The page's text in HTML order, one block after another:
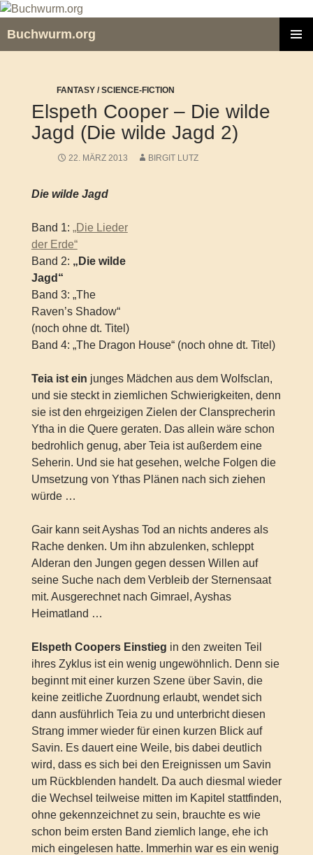
Zum
springen
Buchwurm.org
FANTASY / SCIENCE-FICTION
Elspeth Cooper – Die wilde
Jagd (Die wilde Jagd 2)
22. MÄRZ 2013 BIRGIT LUTZ
Die wilde Jagd
Band 1: „Die Lieder
der Erde“
Band 2: „Die wilde
Jagd“
Band 3: „The
Raven’s Shadow“
(noch ohne dt. Titel)
Band 4: „The Dragon House“ (noch ohne dt. Titel)
Teia ist ein junges Mädchen aus dem Wolfsclan,
und sie steckt in ziemlichen Schwierigkeiten, denn
sie ist den ehrgeizigen Zielen der Clansprecherin
Ytha in die Quere geraten. Das allein wäre schon
bedrohlich genug, aber Teia ist außerdem eine
Seherin. Und sie hat gesehen, welche Folgen die
Umsetzung von Ythas Plänen nach sich ziehen
würde …
Gair kann seit Ayshas Tod an nichts anderes als
Rache denken. Um ihn abzulenken, schleppt
Alderan den Jungen gegen dessen Willen auf
seine Suche nach dem Verbleib der Sternensaat
mit. Ausgerechnet nach Gimrael, Ayshas
Heimatland …
Elspeth Coopers Einstieg in den zweiten Teil
ihres Zyklus ist ein wenig ungewöhnlich. Denn sie
beginnt mit einer kurzen Szene über Savin, die
keine zeitliche Zuordnung erlaubt, wendet sich
dann ausführlich Teia zu und unterbricht diesen
Strang immer wieder für einen kurzen Blick auf
Savin. Es dauert eine Weile, bis dabei deutlich
wird, dass es sich bei den Ereignissen um Savin
um Rückblenden handelt. Da auch diesmal wieder
die Wechsel teilweise mitten im Kapitel stattfinden,
ohne gekennzeichnet zu sein, brauchte es wie
schon beim ersten Band ziemlich lange, ehe ich
mich eingelesen hatte. Immerhin war es ein wenig